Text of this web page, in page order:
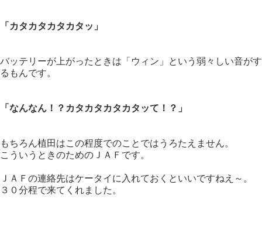
「カタカタカタカタッ」
バッテリーが上がったときは「ウィン」という弱々しい音がす
るもんです。
「なんなん！？カタカタカタカタッて！？」
もちろん植田はこの程度でのことではうろたえません。
こういうときのためのＪＡＦです。
ＪＡＦの連絡先はケータイに入れておくといいですねえ～。
３０分程で来てくれました。